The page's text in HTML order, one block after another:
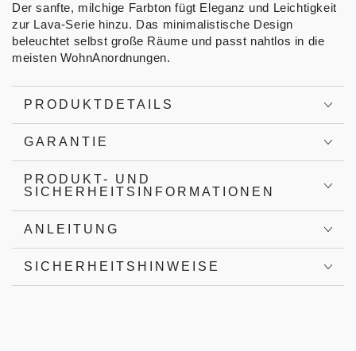
Der sanfte, milchige Farbton fügt Eleganz und Leichtigkeit
zur Lava-Serie hinzu. Das minimalistische Design
beleuchtet selbst große Räume und passt nahtlos in die
meisten WohnAnordnungen.
PRODUKTDETAILS
GARANTIE
PRODUKT- UND
SICHERHEITSINFORMATIONEN
ANLEITUNG
SICHERHEITSHINWEISE